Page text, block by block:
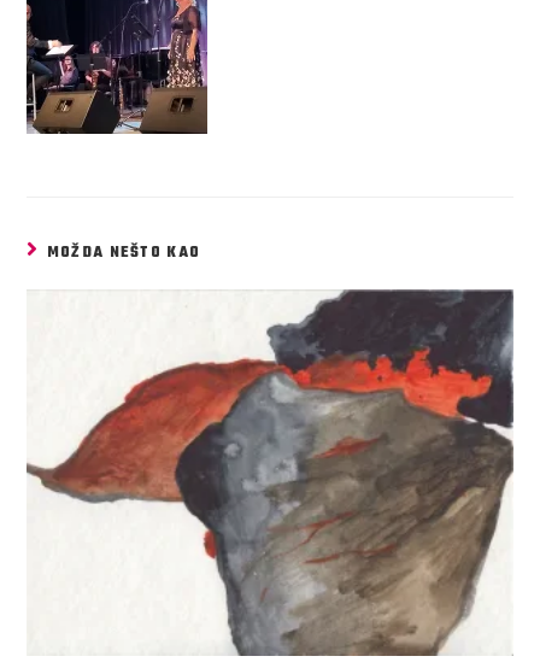
MOŽDA NEŠTO KAO